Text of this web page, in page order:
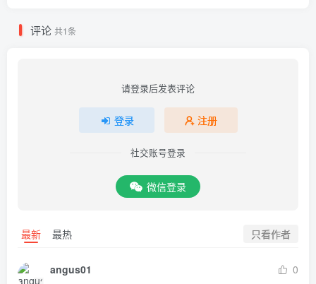
评论 共1条
请登录后发表评论
登录 注册
社交账号登录
微信登录
最新 最热 只看作者
angus01
0